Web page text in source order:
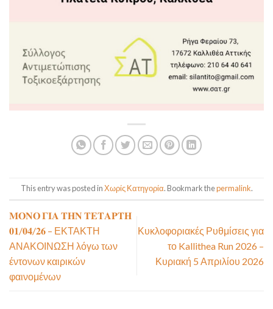
This entry was posted inΧωρίς Κατηγορία. Bookmark thepermalink.
𝚳𝚶𝚴𝚶 𝚪𝚰𝚨 𝚻𝚮𝚴 𝚻𝚬𝚻𝚨𝚸𝚻𝚮
𝟎𝟏/𝟎𝟒/𝟐𝟔 – ΕΚΤΑΚΤΗ
ΑΝΑΚΟΙΝΩΣΗ λόγω των
έντονων καιρικών
φαινομένων
Κυκλοφοριακές Ρυθμίσεις για
το Kallithea Run 2026 –
Κυριακή 5 Απριλίου 2026